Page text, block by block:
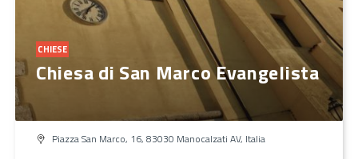
CHIESE
Chiesa di San Marco Evangelista
Piazza San Marco, 16, 83030 Manocalzati AV, Italia